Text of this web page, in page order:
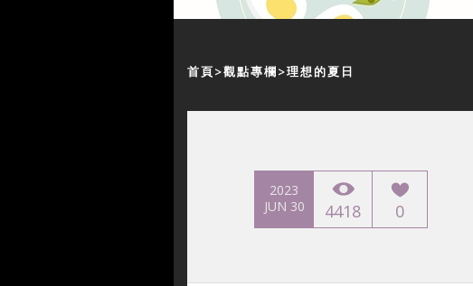
首頁 觀點專欄 理想的夏日
2023
JUN 30
4418 0